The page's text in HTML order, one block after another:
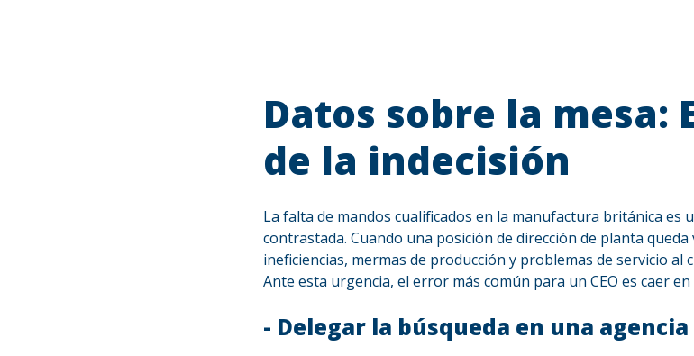
Datos sobre la mesa:
de la indecisión
La falta de mandos cualificados en la manufactura británica es
contrastada. Cuando una posición de dirección de planta queda
ineficiencias, mermas de producción y problemas de servicio al
Ante esta urgencia, el error más común para un CEO es caer
- Delegar la búsqueda en una